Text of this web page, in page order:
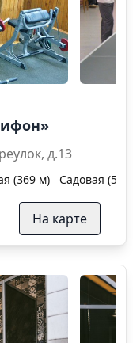
переулок, д.13
(369 м) Садовая
На карте